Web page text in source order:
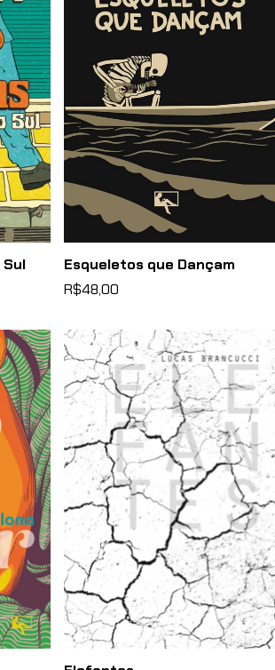
Sul
Esqueletos que Dançam
R$48,00